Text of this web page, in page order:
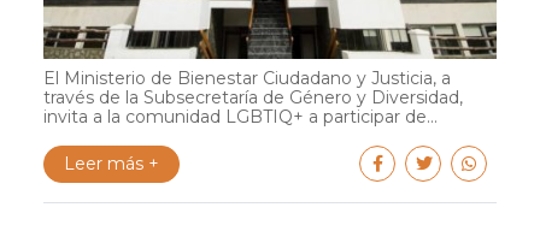
El Ministerio de Bienestar Ciudadano y Justicia, a
través de la Subsecretaría de Género y Diversidad,
invita a la comunidad LGBTIQ+ a participar de...
Leer más +